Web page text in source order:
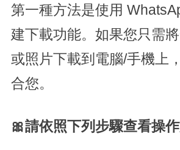
第一種方法是使用
建下載功能。如果您只需
或照片下載到電腦/手機上
合您。
🎀請依照下列步驟查看操作